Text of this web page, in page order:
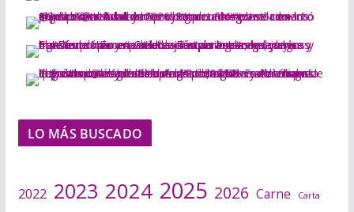
LO MÁS BUSCADO
2022 2023 2024 2025 2026 Carne Carta